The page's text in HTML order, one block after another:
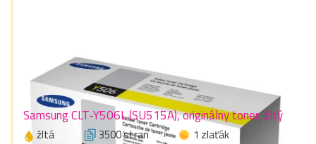
Samsung CLT-Y506L (SU515A), originálny toner, žltý
žltá 3500 stran
1 zlaťák